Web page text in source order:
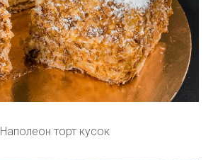
Наполеон торт кусок